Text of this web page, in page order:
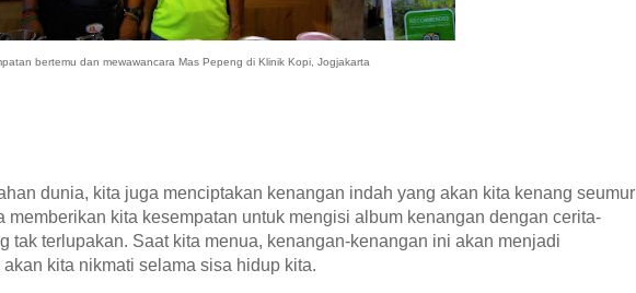
bertemu dan mewawancara Mas Pepeng di Klinik Kopi, Jogjakarta
dunia, kita juga menciptakan kenangan indah yang akan kita kenang seumur
memberikan kita kesempatan untuk mengisi album kenangan dengan cerita-
tak terlupakan. Saat kita menua, kenangan-kenangan ini akan menjadi
kita nikmati selama sisa hidup kita.